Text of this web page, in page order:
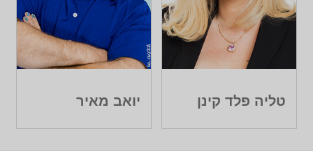
טליה פלד קינן יואב מאיר